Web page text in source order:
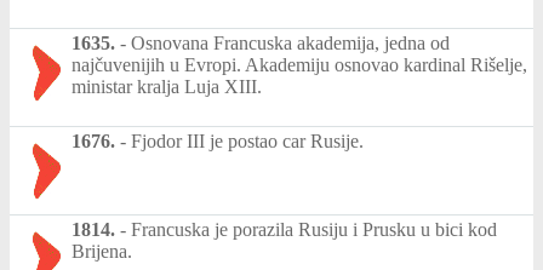
1635. - Osnovana Francuska akademija, jedna od
najčuvenijih u Evropi. Akademiju osnovao kardinal Rišelje,
ministar kralja Luja XIII.
1676. - Fjodor III je postao car Rusije.
1814. - Francuska je porazila Rusiju i Prusku u bici kod
Brijena.